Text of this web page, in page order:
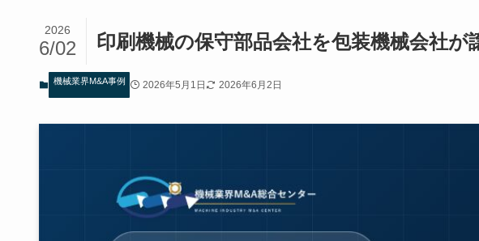
印刷機械の保守部品会社を包装機械会社が
2026
6/02
機械業界M&A事例 2026年5月1日 2026年6月2日